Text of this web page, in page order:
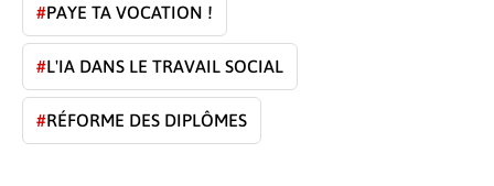
#PAYE TA VOCATION !
#L'IA DANS LE TRAVAIL SOCIAL
#RÉFORME DES DIPLÔMES